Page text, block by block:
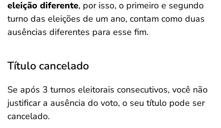
eleição diferente, por isso, o primeiro e segundo
turno das eleições de um ano, contam como duas
ausências diferentes para esse fim.
Título cancelado
Se após 3 turnos eleitorais consecutivos, você não
justificar a ausência do voto, o seu título pode ser
cancelado.